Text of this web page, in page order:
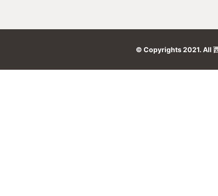
© Copyrights 2021. All